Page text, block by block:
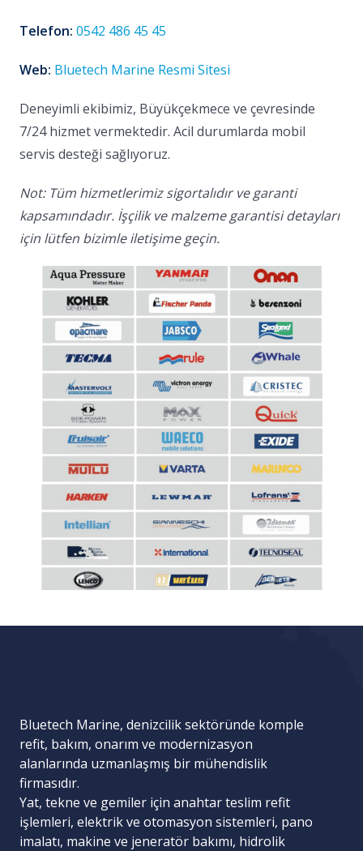
Telefon: 0542 486 45 45
Web: Bluetech Marine Resmi Sitesi
Deneyimli ekibimiz, Büyükçekmece ve çevresinde
7/24 hizmet vermektedir. Acil durumlarda mobil
servis desteği sağlıyoruz.
Not: Tüm hizmetlerimiz sigortalıdır ve garanti
kapsamındadır. İşçilik ve malzeme garantisi detayları
için lütfen bizimle iletişime geçin.
Bluetech Marine, denizcilik sektöründe komple
refit, bakım, onarım ve modernizasyon
alanlarında uzmanlaşmış bir mühendislik
firmasıdır.
Yat, tekne ve gemiler için anahtar teslim refit
işlemleri, elektrik ve otomasyon sistemleri, pano
imalatı, makine ve jeneratör bakımı, hidrolik